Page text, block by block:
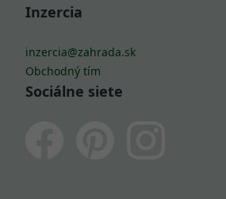
Inzercia
inzercia@zahrada.sk
Obchodný tím
Sociálne siete